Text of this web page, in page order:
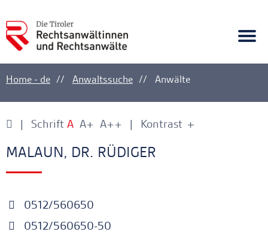
Ankerlink
Home - de Anwaltssuche Anwälte
Schrift A A+ A++ Kontrast +
-
Ankerlink
MALAUN, DR. RÜDIGER
0512/560650
0512/560650-50